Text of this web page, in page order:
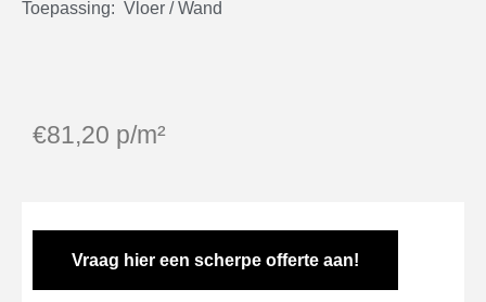
Toepassing: Vloer / Wand
€81,20 p/m²
Vraag hier een scherpe offerte aan!